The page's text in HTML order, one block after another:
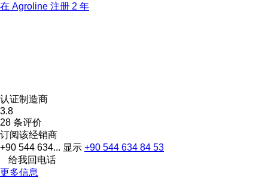
在 Agroline 注册 2 年
认证制造商
3.8
28 条评价
订阅该经销商
+90 544 634... 显示 +90 544 634 84 53
给我回电话
更多信息